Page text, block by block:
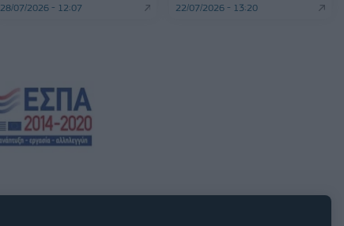
28/07/2026 - 12:07 22/07/2026 - 13:20